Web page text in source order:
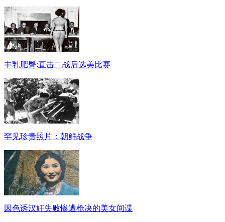
丰乳肥臀:直击二战后选美比赛
罕见珍贵照片：朝鲜战争
因色诱汉奸失败惨遭枪决的美女间谍